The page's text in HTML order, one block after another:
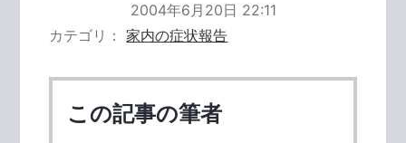
2004年6月20日 22:11
カテゴリ
家内の症状報告
この記事の筆者